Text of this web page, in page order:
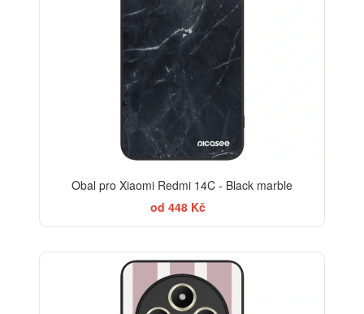
Obal pro Xiaomi Redmi 14C - Black marble
od 448 Kč